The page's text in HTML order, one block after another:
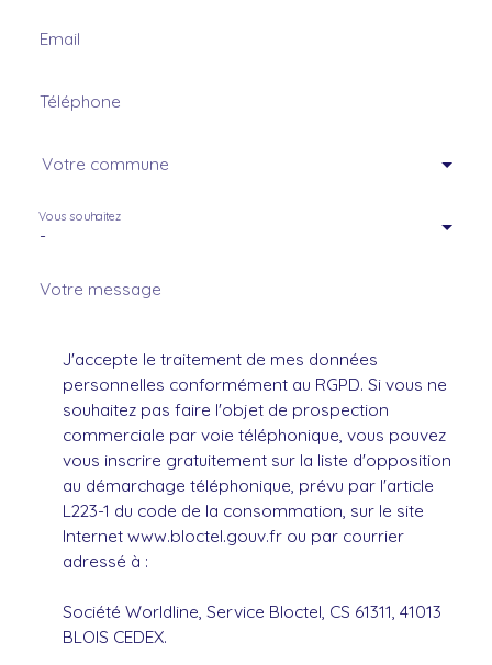
Email
Téléphone
Votre commune
-
Vous souhaitez
Votre message
J'accepte le traitement de mes données
personnelles conformément au RGPD. Si vous ne
souhaitez pas faire l'objet de prospection
commerciale par voie téléphonique, vous pouvez
vous inscrire gratuitement sur la liste d'opposition
au démarchage téléphonique, prévu par l'article
L223-1 du code de la consommation, sur le site
Internet www.bloctel.gouv.fr ou par courrier
adressé à :
Société Worldline, Service Bloctel, CS 61311, 41013
BLOIS CEDEX.